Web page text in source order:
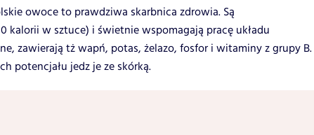
owoce to prawdziwa skarbnica zdrowia. Są
kalorii w sztuce) i świetnie wspomagają pracę układu
zawierają tż wapń, potas, żelazo, fosfor i witaminy z grupy B.
potencjału jedz je ze skórką.